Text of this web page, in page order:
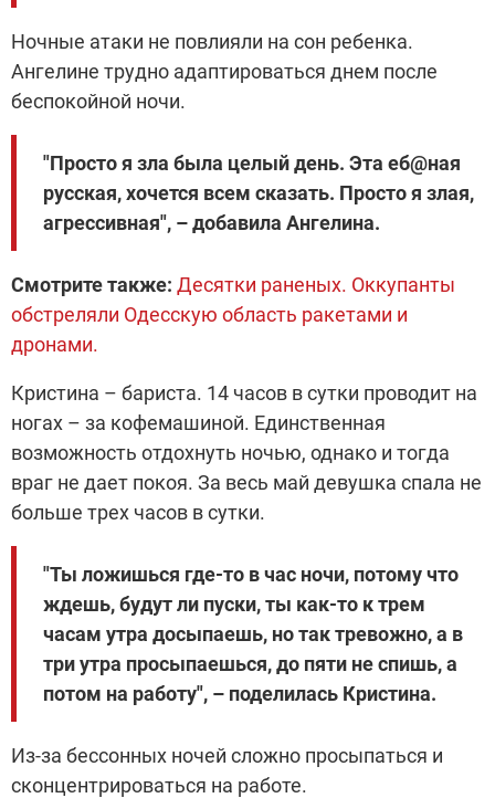
Ночные атаки не повлияли на сон ребенка.
Ангелине трудно адаптироваться днем после
беспокойной ночи.
"Просто я зла была целый день. Эта еб@ная
русская, хочется всем сказать. Просто я злая,
агрессивная", – добавила Ангелина.
Смотрите также: Десятки раненых. Оккупанты
обстреляли Одесскую область ракетами и
дронами.
Кристина – бариста. 14 часов в сутки проводит на
ногах – за кофемашиной. Единственная
возможность отдохнуть ночью, однако и тогда
враг не дает покоя. За весь май девушка спала не
больше трех часов в сутки.
"Ты ложишься где-то в час ночи, потому что
ждешь, будут ли пуски, ты как-то к трем
часам утра досыпаешь, но так тревожно, а в
три утра просыпаешься, до пяти не спишь, а
потом на работу", – поделилась Кристина.
Из-за бессонных ночей сложно просыпаться и
сконцентрироваться на работе.